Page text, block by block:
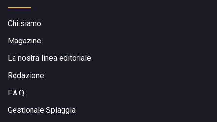
Chi siamo
Magazine
La nostra linea editoriale
Redazione
F.A.Q.
Gestionale Spiaggia